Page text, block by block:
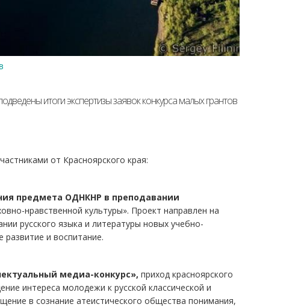
итоги экспертизы заявок конкурса малых грантов
от Красноярского края:
предмета ОДНКНР в преподавании
нравственной культуры». Проект направлен на
русского языка и литературы новых учебно-
развитие и воспитание.
медиа-конкурс», приход красноярского
интереса молодежи к русской классической и
в сознание атеистического общества понимания,